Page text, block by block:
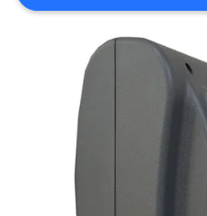
CAS
PRIVACY